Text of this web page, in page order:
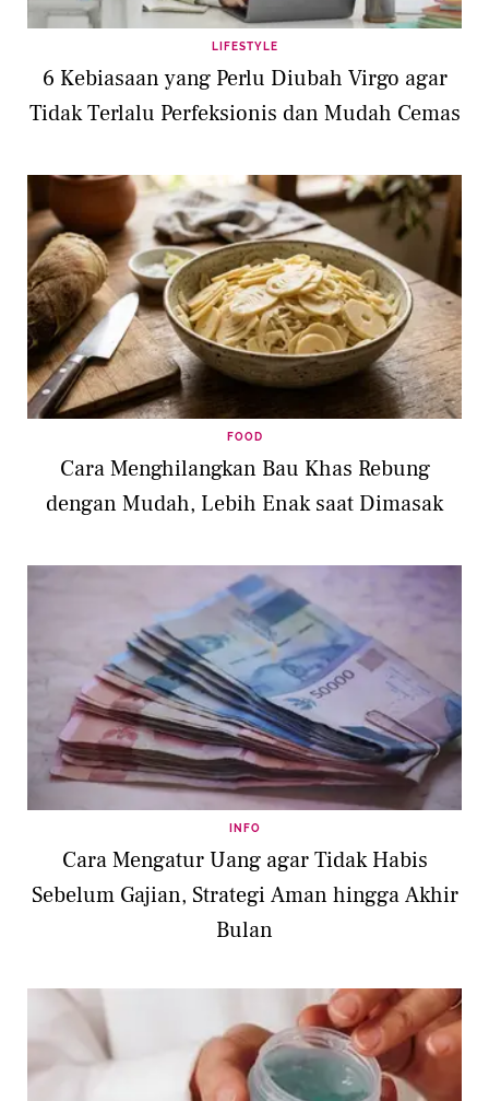
LIFESTYLE
6 Kebiasaan yang Perlu Diubah Virgo agar
Tidak Terlalu Perfeksionis dan Mudah Cemas
FOOD
Cara Menghilangkan Bau Khas Rebung
dengan Mudah, Lebih Enak saat Dimasak
INFO
Cara Mengatur Uang agar Tidak Habis
Sebelum Gajian, Strategi Aman hingga Akhir
Bulan